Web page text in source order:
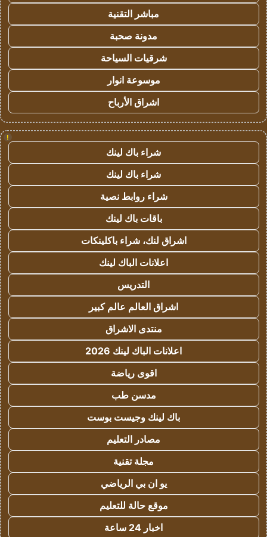
مباشر التقنية
مدونة صحبة
شرقيات السياحة
موسوعة انوار
اشراق الأرباح
!
شراء باك لينك
شراء باك لينك
شراء روابط نصية
باقات باك لينك
اشراق لنك، شراء باكلينكات
اعلانات الباك لينك
التدريس
اشراق العالم عالم كبير
منتدى الاشراق
اعلانات الباك لينك 2026
اقوى رياضة
مدسن طب
باك لينك وجيست بوست
مصادر التعليم
مجلة تقنية
يو ان بي الرياضي
موقع حالة للتعليم
اخبار 24 ساعة